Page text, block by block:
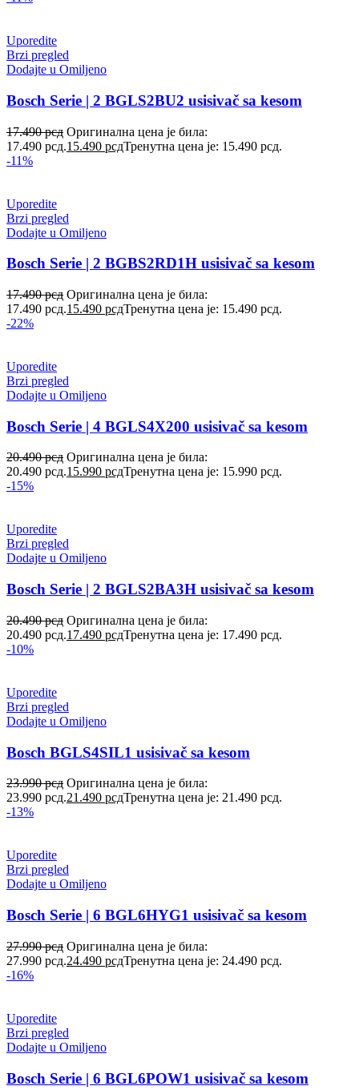
Uporedite
Brzi pregled
Dodajte u Omiljeno
Bosch Serie | 2 BGLS2BU2 usisivač sa kesom
17.490рсд Оригинална цена је била:
17.490 рсд.15.490 рсдТренутна цена је: 15.490 рсд.
-11%
Uporedite
Brzi pregled
Dodajte u Omiljeno
Bosch Serie | 2 BGBS2RD1H usisivač sa kesom
17.490рсд Оригинална цена је била:
17.490 рсд.15.490 рсдТренутна цена је: 15.490 рсд.
-22%
Uporedite
Brzi pregled
Dodajte u Omiljeno
Bosch Serie | 4 BGLS4X200 usisivač sa kesom
20.490рсд Оригинална цена је била:
20.490 рсд.15.990 рсдТренутна цена је: 15.990 рсд.
-15%
Uporedite
Brzi pregled
Dodajte u Omiljeno
Bosch Serie | 2 BGLS2BA3H usisivač sa kesom
20.490рсд Оригинална цена је била:
20.490 рсд.17.490 рсдТренутна цена је: 17.490 рсд.
-10%
Uporedite
Brzi pregled
Dodajte u Omiljeno
Bosch BGLS4SIL1 usisivač sa kesom
23.990рсд Оригинална цена је била:
23.990 рсд.21.490 рсдТренутна цена је: 21.490 рсд.
-13%
Uporedite
Brzi pregled
Dodajte u Omiljeno
Bosch Serie | 6 BGL6HYG1 usisivač sa kesom
27.990рсд Оригинална цена је била:
27.990 рсд.24.490 рсдТренутна цена је: 24.490 рсд.
-16%
Uporedite
Brzi pregled
Dodajte u Omiljeno
Bosch Serie | 6 BGL6POW1 usisivač sa kesom